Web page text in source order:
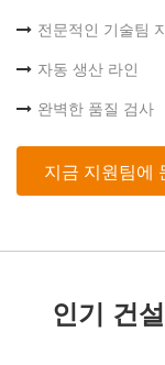
전문적인 기술팀
자동 생산 라인
완벽한 품질 검사
지금 지원팀에
인기 건